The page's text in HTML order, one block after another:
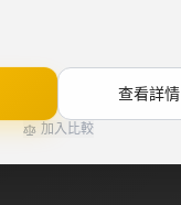
查看詳情
加入比較